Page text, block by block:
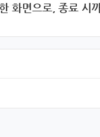
화면으로, 종료 시